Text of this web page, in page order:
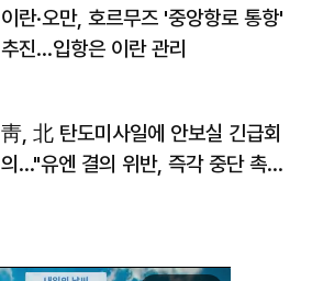
이란·오만, 호르무즈 '중앙항로 통항'
추진…입항은 이란 관리
靑, 北 탄도미사일에 안보실 긴급회
의…"유엔 결의 위반, 즉각 중단 촉